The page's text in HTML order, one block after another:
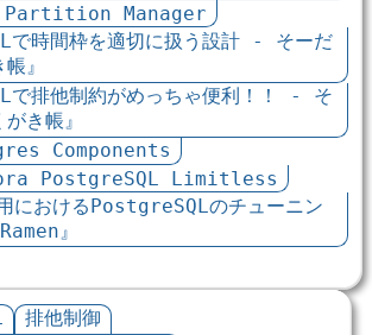
Partition Manager
で時間枠を適切に扱う設計 - そーだ
』
で排他制約がめっちゃ便利！！ - そ
き帳』
Components
PostgreSQL Limitless
におけるPostgreSQLのチューニン
』
排他制御